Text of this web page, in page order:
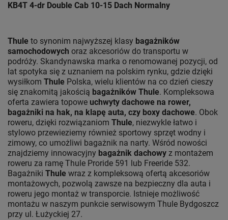
KB4T 4-dr Double Cab 10-15 Dach Normalny
Thule to synonim najwyższej klasy bagażników
samochodowych oraz akcesoriów do transportu w
podróży. Skandynawska marka o renomowanej pozycji, od
lat spotyka się z uznaniem na polskim rynku, gdzie dzięki
wysiłkom Thule Polska, wielu klientów na co dzień cieszy
się znakomitą jakością bagażników Thule. Kompleksowa
oferta zawiera topowe uchwyty dachowe na rower,
bagażniki na hak, na klapę auta, czy boxy dachowe. Obok
roweru, dzięki rozwiązaniom Thule, niezwykle łatwo i
stylowo przewieziemy również sportowy sprzęt wodny i
zimowy, co umożliwi bagażnik na narty. Wśród nowości
znajdziemy innowacyjny bagażnik dachowy z montażem
roweru za ramę Thule Proride 591 lub Freeride 532.
Bagażniki Thule wraz z kompleksową ofertą akcesoriów
montażowych, pozwolą zawsze na bezpieczny dla auta i
roweru jego montaż w transporcie. Istnieje możliwość
montażu w naszym punkcie serwisowym Thule Bydgoszcz
przy ul. Łużyckiej 27.